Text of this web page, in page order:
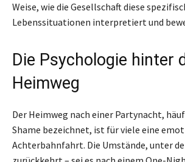
Weise, wie die Gesellschaft diese
Lebenssituationen interpretiert und
Die Psychologie hinter
Heimweg
Der Heimweg nach einer Partynacht,
Shame bezeichnet, ist für viele eine
Achterbahnfahrt. Die Umstände, unter